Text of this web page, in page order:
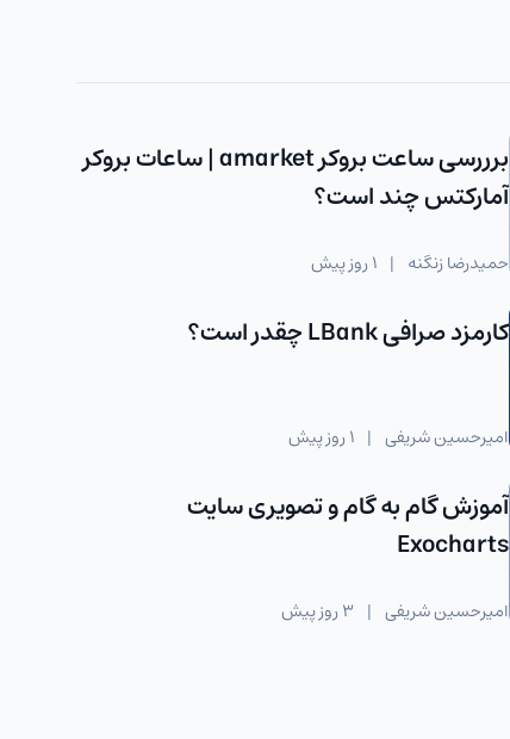
برررسی ساعت بروکر amarket | ساعات بروکر
آمارکتس چند است؟
حمیدرضا زنگنه | 1 روز پیش
کارمزد صرافی LBank چقدر است؟
امیرحسین شریفی | 1 روز پیش
آموزش گام به گام و تصویری سایت
Exocharts
امیرحسین شریفی | 3 روز پیش